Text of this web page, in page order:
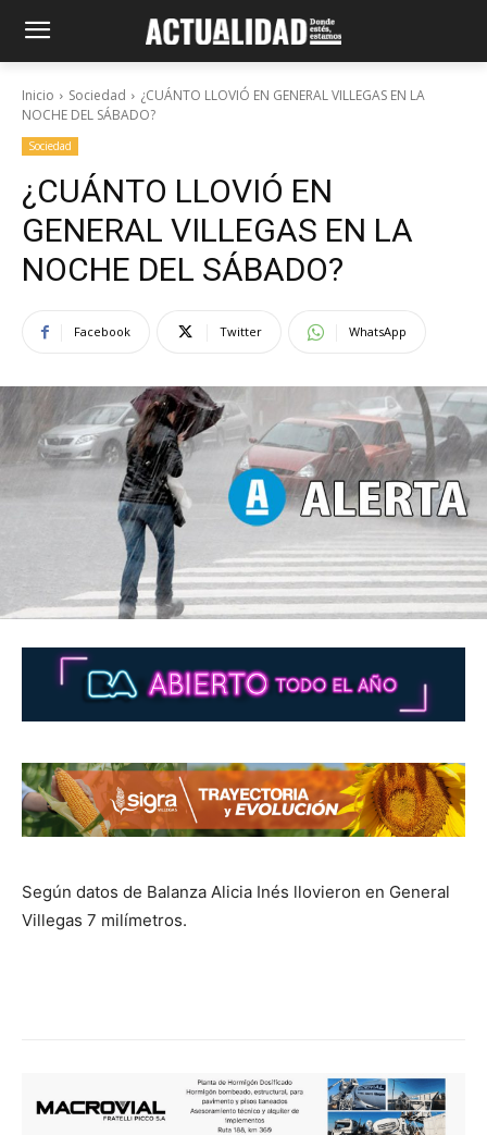
Inicio Sociedad
¿CUÁNTO LLOVIÓ EN GENERAL VILLEGAS EN LA
NOCHE DEL SÁBADO?
Sociedad
¿CUÁNTO LLOVIÓ EN
GENERAL VILLEGAS EN LA
NOCHE DEL SÁBADO?
Facebook Twitter WhatsApp
Según datos de Balanza Alicia Inés llovieron en General
Villegas 7 milímetros.